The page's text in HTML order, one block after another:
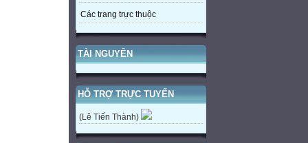
Các trang trực thuộc
TÀI NGUYÊN
HỖ TRỢ TRỰC TUYẾN
(Lê Tiến Thành)